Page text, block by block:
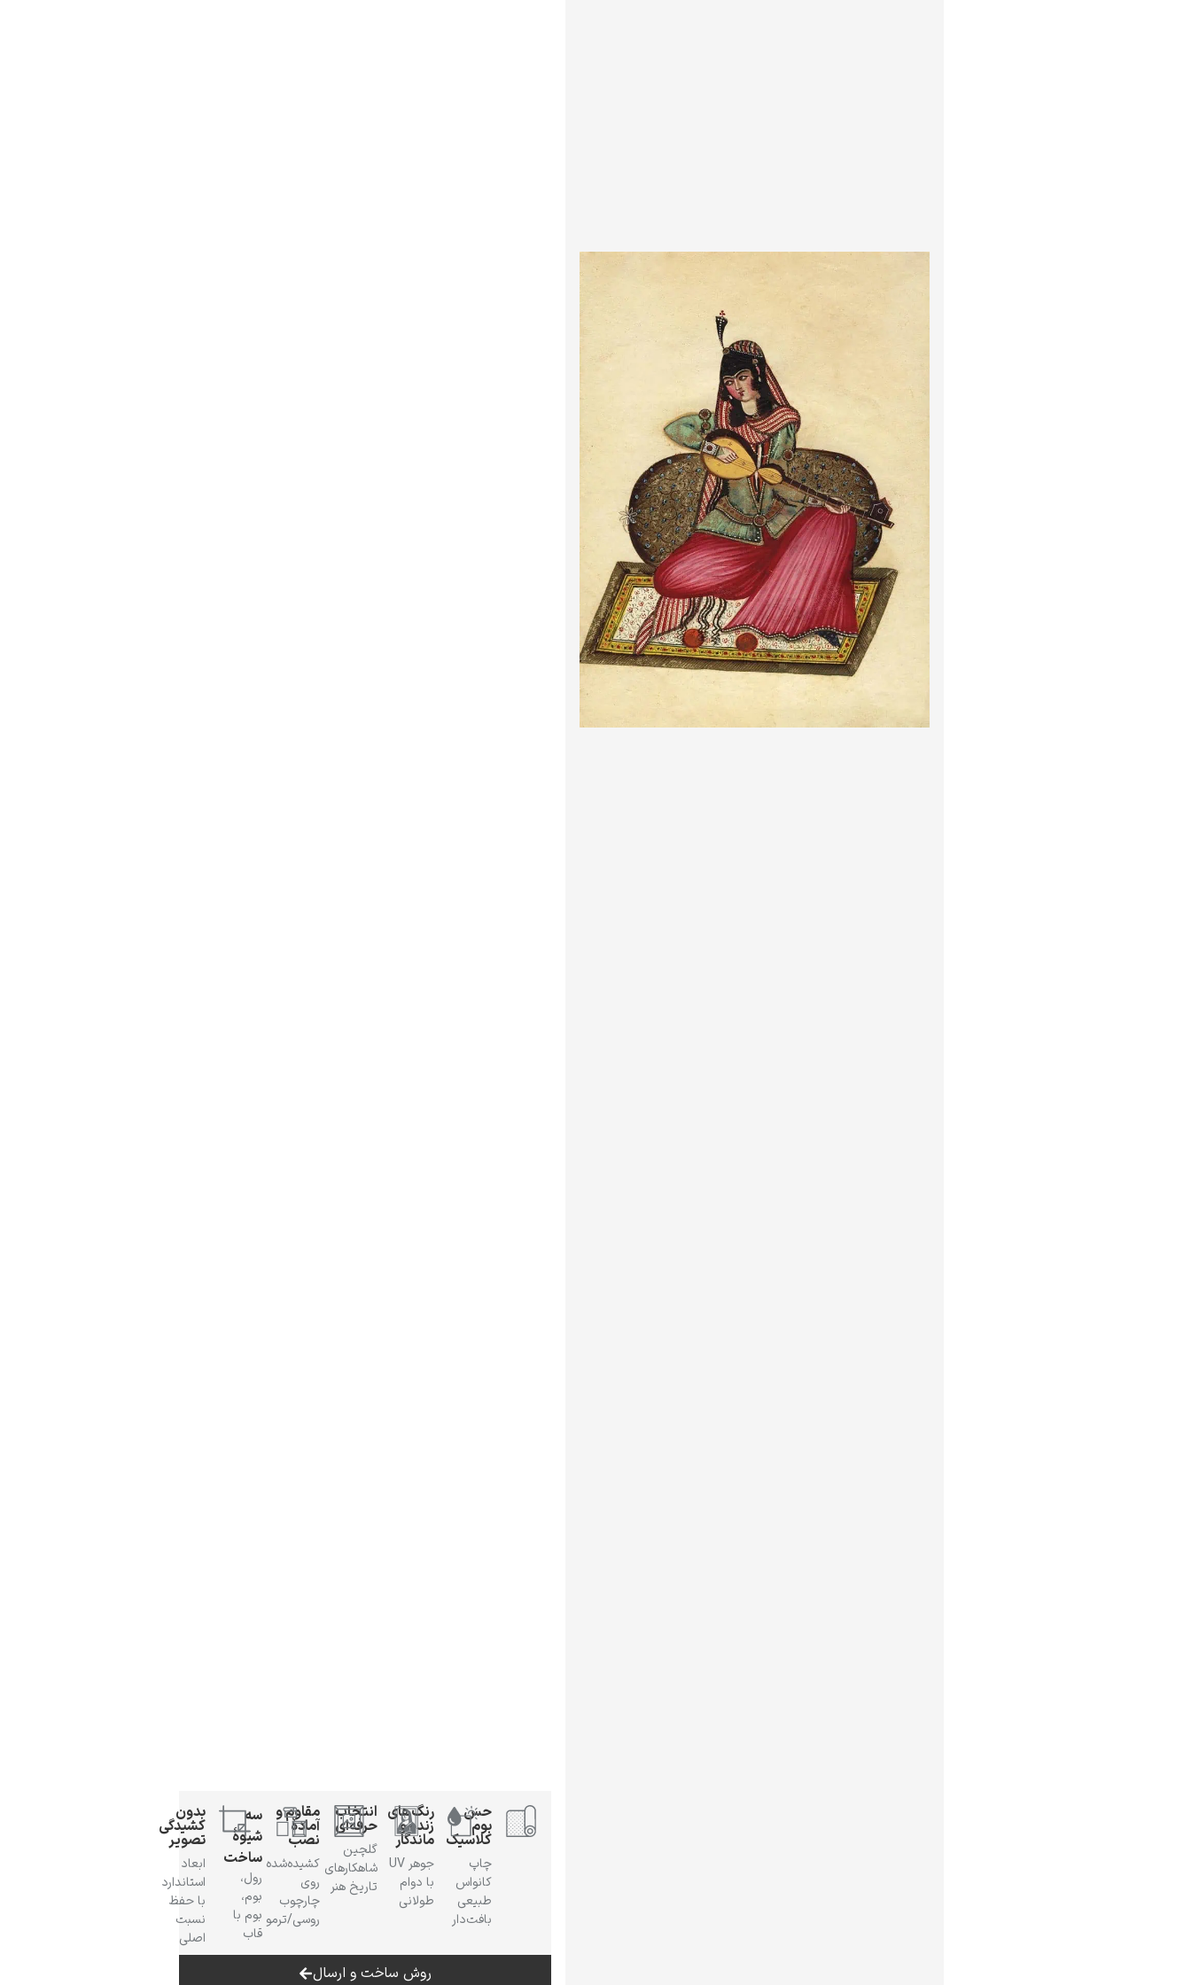
یوهانس فرمیر
پرفروش‌ترین تابلوها
حس
بوم
کلاسیک
چاپ
کانواس
طبیعی
بافت‌دار
رنگ‌های
زنده و
ماندگار
جوهر UV
با دوام
طولانی
انتخاب
حرفه‌ای
گلچین
شاهکارهای
تاریخ هنر
مقاوم و
آمادهٔ
نصب
کشیده‌شده
روی
چارچوب
روسی/ترمو
سه
شیوهٔ
ساخت
رول،
بوم،
بوم با
قاب
بدون
کشیدگی
تصویر
ابعاد
استاندارد
با حفظ
نسبت
اصلی
روش ساخت و ارسال